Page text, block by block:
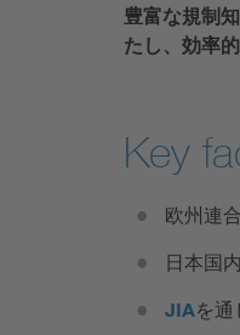
豊富な規制
たし、効率
Key
欧州連
日本国
JIAを